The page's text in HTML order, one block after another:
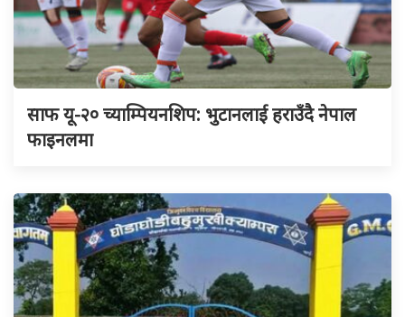
साफ यू-२० च्याम्पियनशिप: भुटानलाई हराउँदै नेपाल
फाइनलमा